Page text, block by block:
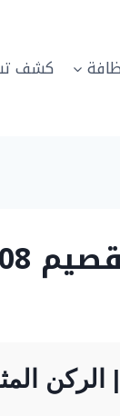
كشف
المثالي